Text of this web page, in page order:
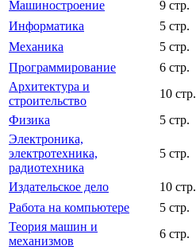
Машиностроение 9 стр.
Информатика
5 стр.
Механика
5 стр.
Программирование
6 стр.
Архитектура и
строительство
10 стр.
Физика
5 стр.
Электроника,
электротехника,
радиотехника
5 стр.
Издательское дело 10 стр.
Работа на компьютере
5 стр.
Теория машин и
механизмов
6 стр.